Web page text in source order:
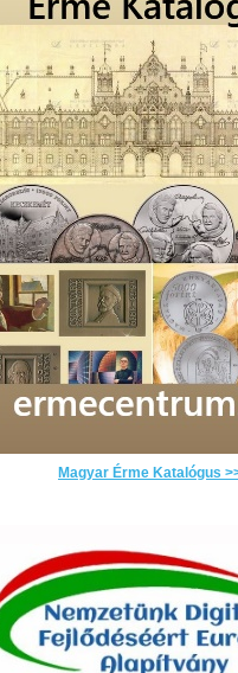
Magyar Érme Katalógus